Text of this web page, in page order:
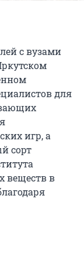
с вузами
для
игр, а
сорт
веществ в